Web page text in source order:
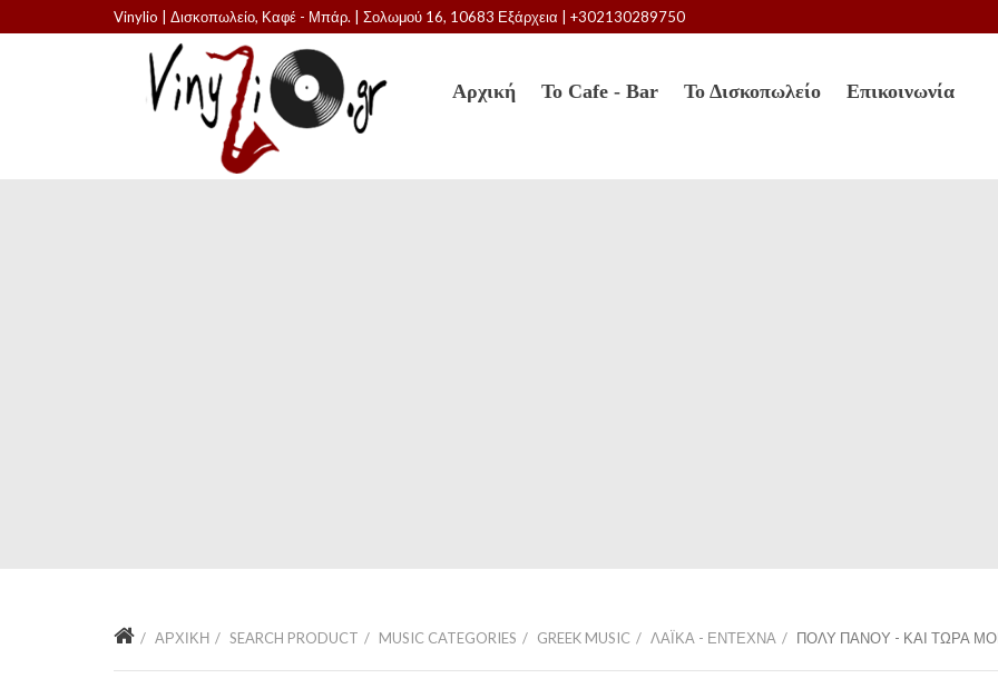
Vinylio | Δισκοπωλείο, Καφέ - Μπάρ. | Σολωμού 16, 10683 Εξάρχεια | +302130289750
Αρχική To Cafe - Bar Το Δισκοπωλείο Επικοινωνία
ΑΡΧΙΚΉ SEARCH PRODUCT MUSIC CATEGORIES GREEK MUSIC ΛΑΪΚΆ - ΈΝΤΕΧΝΑ ΠΌΛΥ ΠΆΝΟΥ - ΚΑΙ ΤΏΡΑ